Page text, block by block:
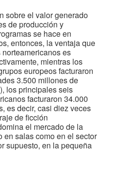
sobre el valor generado
de producción y
se hace en
entonces, la ventaja que
es
mientras los
europeos facturaron
3.500 millones de
), los principales seis
facturaron 34.000
es decir, casi diez veces
de ficción
el mercado de la
en salas como en el sector
supuesto, en la pequeña